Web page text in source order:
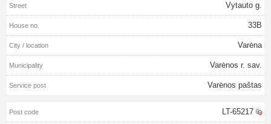
Vytauto g.
33B
Varėna
Varėnos r. sav.
Varėnos paštas
LT-65217